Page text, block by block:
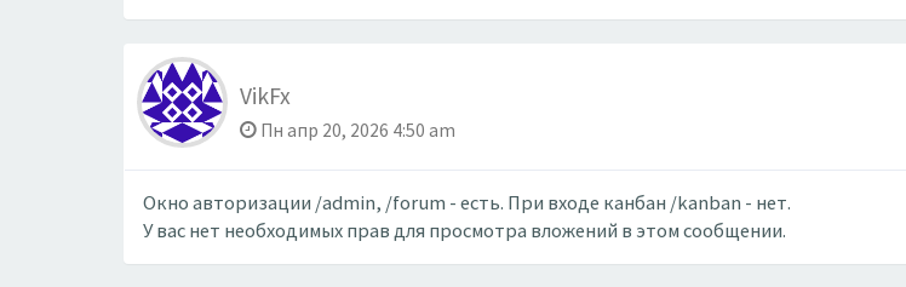
VikFx
Пн апр 20, 2026 4:50 am
Окно авторизации /admin, /forum - есть. При входе канбан /kanban - нет.
У вас нет необходимых прав для просмотра вложений в этом сообщении.